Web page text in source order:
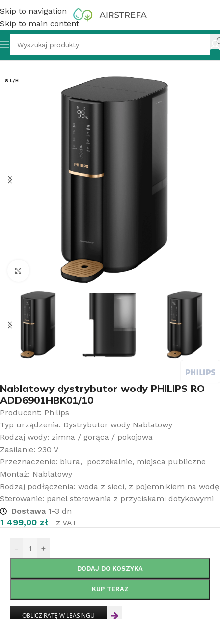
Skip to navigation
Skip to main content
dystrybutor wody PHILIPS RO ADD6901HBK01/10
8 L/H
Kliknij aby powiększyć
Nablatowy dystrybutor wody PHILIPS RO
ADD6901HBK01/10
Producent: Philips
Typ urządzenia: Dystrybutor wody Nablatowy
Rodzaj wody: zimna / gorąca / pokojowa
Zasilanie: 230 V
Przeznaczenie: biura, poczekalnie, miejsca publiczne
Montaż: Nablatowy
Rodzaj podłączenia: woda z sieci, z pojemnikiem na wodę
Sterowanie: panel sterowania z przyciskami dotykowymi
Dostawa1-3 dn
1 499,00 zł z VAT
- +
DODAJ DO KOSZYKA
KUP TERAZ